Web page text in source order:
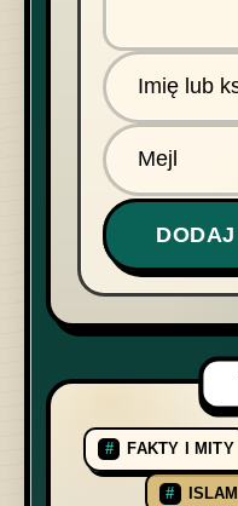
FAKTY I MITY
ISLAM